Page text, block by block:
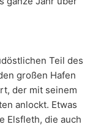
Teil des
großen Hafen
der mit seinem
anlockt. Etwas
Elsfleth, die auch